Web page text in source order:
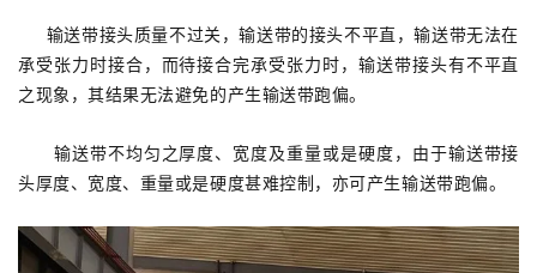
输送带接头质量不过关，输送带的接头不平直，输送带无法在
承受张力时接合，而待接合完承受张力时，输送带接头有不平直
之现象，其结果无法避免的产生输送带跑偏。
输送带不均匀之厚度、宽度及重量或是硬度，由于输送带接
头厚度、宽度、重量或是硬度甚难控制，亦可产生输送带跑偏。